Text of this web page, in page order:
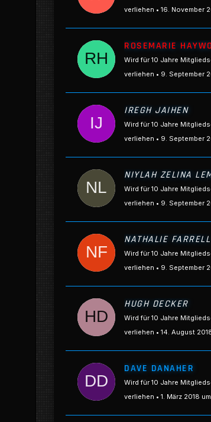
verliehen
16. November
ROSEMARIE
Wird für 10 Jahre
verliehen
9. September
IREGH JAIHEN
Wird für 10 Jahre
verliehen
9. September
NIYLAH ZELINA
Wird für 10 Jahre
verliehen
9. September
NATHALIE FARRELL
Wird für 10 Jahre
verliehen
9. September
HUGH DECKER
Wird für 10 Jahre
verliehen
14. August
DAVE DANAHER
Wird für 10 Jahre
verliehen
1. März 2018